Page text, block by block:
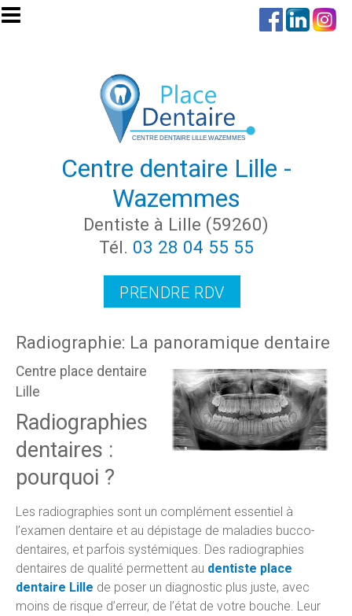
Aller au contenu principal
Centre dentaire Lille -
Wazemmes
Dentiste à Lille (59260)
Tél. 03 28 04 55 55
PRENDRE RDV
Radiographie: La panoramique dentaire
Centre place dentaire
Lille
Radiographies
dentaires :
pourquoi ?
Les radiographies sont un complément essentiel à
l’examen dentaire et au dépistage de maladies bucco-
dentaires, et parfois systémiques. Des radiographies
dentaires de qualité permettent au dentiste place
dentaire Lille de poser un diagnostic plus juste, avec
moins de risque d’erreur, de l’état de votre bouche. Leur